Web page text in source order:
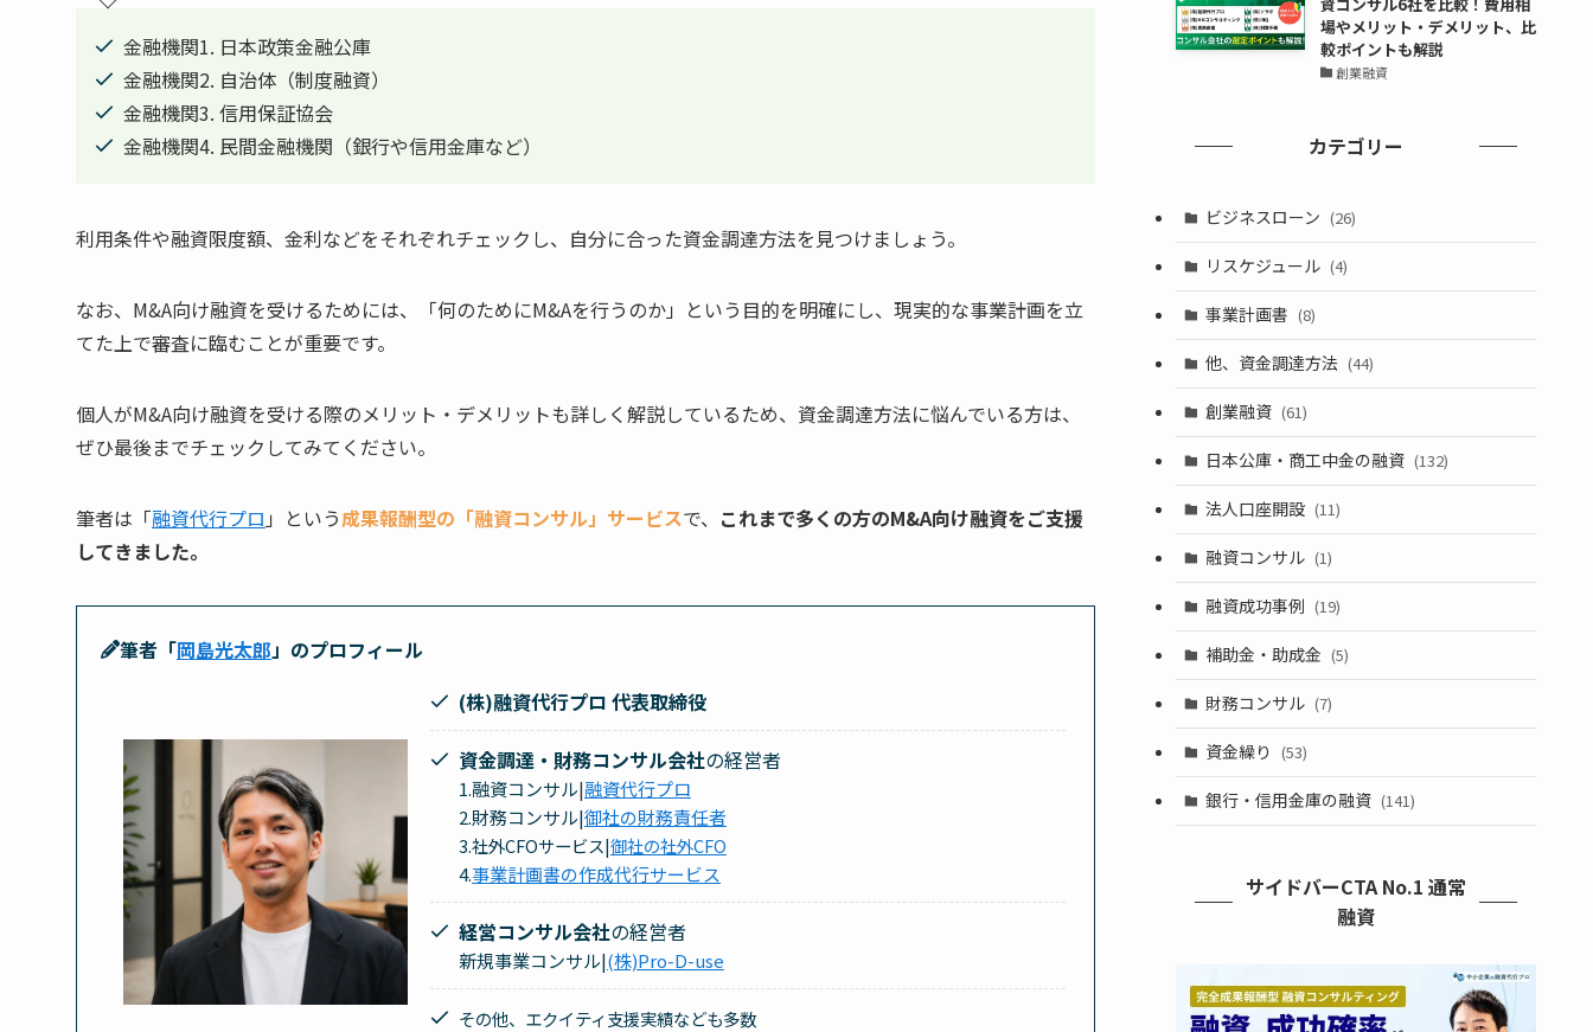
金融機関1. 日本政策金融公庫
金融機関2. 自治体（制度融資）
金融機関3. 信用保証協会
金融機関4. 民間金融機関（銀行や信用金庫など）
利用条件や融資限度額、金利などをそれぞれチェックし、自分に合った資金調達方法を見つけましょう。
なお、M&A向け融資を受けるためには、「何のためにM&Aを行うのか」という目的を明確にし、現実的な事業計画を立
てた上で審査に臨むことが重要です。
個人がM&A向け融資を受ける際のメリット・デメリットも詳しく解説しているため、資金調達方法に悩んでいる方は、
ぜひ最後までチェックしてみてください。
筆者は「融資代行プロ 」という成果報酬型の「融資コンサル」サービスで、 これまで多くの方のM&A向け融資をご支援
してきました。
筆者「岡島光太郎 」のプロフィール
(株)融資代行プロ 代表取締役
資金調達・財務コンサル会社の経営者
1.融資コンサル|融資代行プロ
2.財務コンサル|御社の財務責任者
3.社外CFOサービス|御社の社外CFO
4.事業計画書の作成代行サービス
経営コンサル会社の経営者
新規事業コンサル|(株)Pro-D-use
その他、エクイティ支援実績なども多数
場やメリット・デメリット、比
較ポイントも解説
創業融資
カテゴリー
ビジネスローン (26)
リスケジュール (4)
事業計画書 (8)
他、資金調達方法 (44)
創業融資 (61)
日本公庫・商工中金の融資 (132)
法人口座開設 (11)
融資コンサル (1)
融資成功事例 (19)
補助金・助成金 (5)
財務コンサル (7)
資金繰り (53)
銀行・信用金庫の融資 (141)
サイドバーCTA No.1 通常
融資